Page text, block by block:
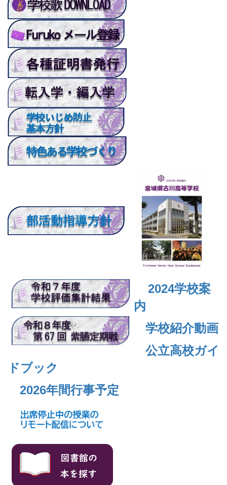
2024学校案
内
学校紹介動画
公立高校ガイ
ドブック
2026年間行事予定